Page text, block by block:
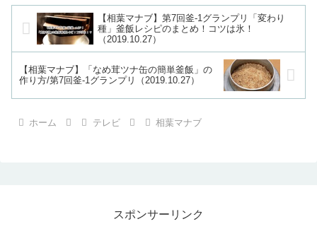
【相葉マナブ】第7回釜-1グランプリ「変わり
種」釜飯レシピのまとめ！コツは氷！
（2019.10.27）
【相葉マナブ】「なめ茸ツナ缶の簡単釜飯」の
作り方/第7回釜-1グランプリ（2019.10.27）
ホーム テレビ 相葉マナブ
スポンサーリンク